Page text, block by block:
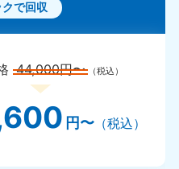
で回収
44,000円〜 （税込）
円〜（税込）